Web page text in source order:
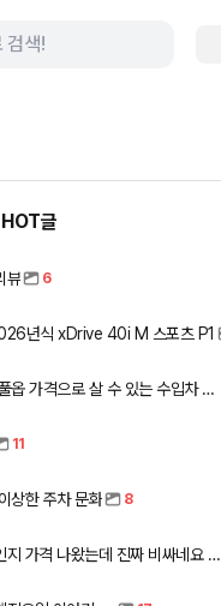
HOT글
뷰 6
년식 xDrive 40i M 스포츠 P1
아반떼 하브 풀옵 가격으로 살 수 있는 수입차 모아봤습니다 (중고 포함)
11
상한 주차 문화 8
아반떼 풀체인지 가격 나왔는데 진짜 비싸네요 ㅎㅎ